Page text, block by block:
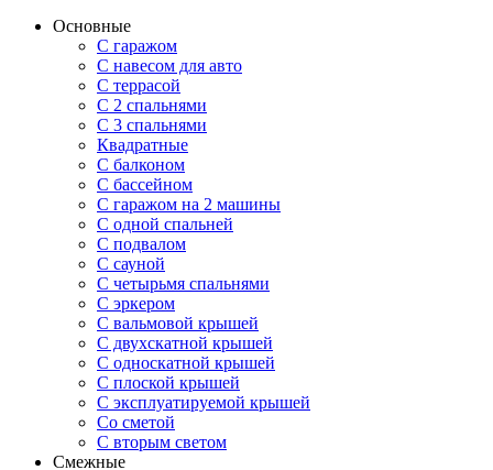
Основные
С гаражом
С навесом для авто
С террасой
С 2 спальнями
С 3 спальнями
Квадратные
С балконом
С бассейном
С гаражом на 2 машины
С одной спальней
С подвалом
С сауной
С четырьмя спальнями
С эркером
С вальмовой крышей
С двухскатной крышей
С односкатной крышей
С плоской крышей
С эксплуатируемой крышей
Со сметой
С вторым светом
Смежные